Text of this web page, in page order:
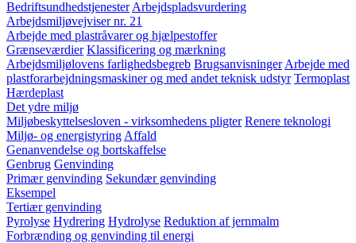
Bedriftsundhedstjenester Arbejdspladsvurdering
Arbejdsmiljøvejviser nr. 21
Arbejde med plastråvarer og hjælpestoffer
Grænseværdier Klassificering og mærkning
Arbejdsmiljølovens farlighedsbegreb Brugsanvisninger Arbejde med
plastforarbejdningsmaskiner og med andet teknisk udstyr Termoplast
Hærdeplast
Det ydre miljø
Miljøbeskyttelsesloven - virksomhedens pligter Renere teknologi
Miljø- og energistyring Affald
Genanvendelse og bortskaffelse
Genbrug Genvinding
Primær genvinding Sekundær genvinding
Eksempel
Tertiær genvinding
Pyrolyse Hydrering Hydrolyse Reduktion af jernmalm
Forbrænding og genvinding til energi